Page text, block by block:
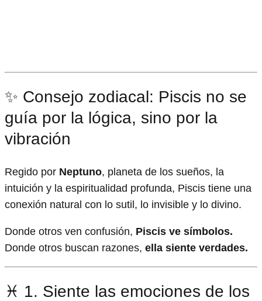
✨ Consejo zodiacal: Piscis no se
guía por la lógica, sino por la
vibración
Regido por Neptuno, planeta de los sueños, la
intuición y la espiritualidad profunda, Piscis tiene una
conexión natural con lo sutil, lo invisible y lo divino.
Donde otros ven confusión, Piscis ve símbolos.
Donde otros buscan razones, ella siente verdades.
♓ 1. Siente las emociones de los